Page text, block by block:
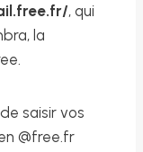
, qui
la
saisir vos
@free.fr